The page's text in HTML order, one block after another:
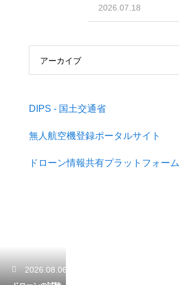
管理術
2026.07.18
アーカイブ
DIPS - 国土交通省
無人航空機登録ポータルサイト
ドローン情報共有プラットフォーム
2026.08.06